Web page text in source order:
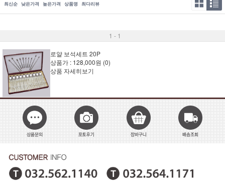
최신순 낮은가격 높은가격 상품명 최다리뷰
1 - 1
로얄 보석세트 20P
상품가 : 128,000원 (0)
상품 자세히보기